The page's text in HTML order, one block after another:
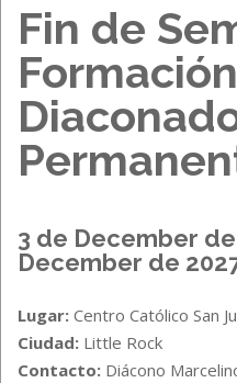
Fin de
3 de December
December de
Lugar: Centro Católico San
Ciudad: Little Rock
Contacto: Diácono